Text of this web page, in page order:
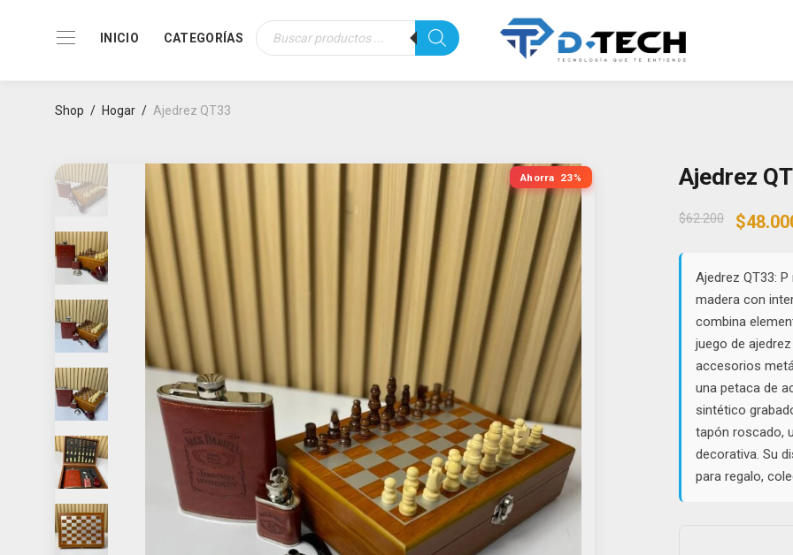
INICIO CATEGORÍAS
Búsqueda
de
Shop / Hogar / Ajedrez QT33
Ahorra 23% Ajedrez
$62.200 $
Ajedrez QT33:
madera con
combina
juego de
accesorios
una petaca de
sintético
tapón roscado,
decorativa. Su
para regalo,